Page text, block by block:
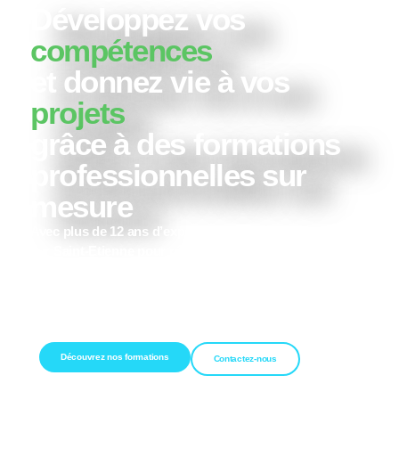
Développez vos
compétences
et donnez vie à vos
projets
grâce à des formations
professionnelles sur
mesure
Avec plus de 12 ans d’expérience, je vous accompagne
Découvrez nos formations Contactez-nous